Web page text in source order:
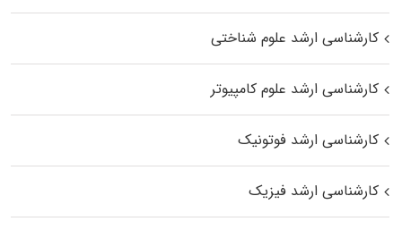
کارشناسی ارشد علوم شناختی
کارشناسی ارشد علوم کامپیوتر
کارشناسی ارشد فوتونیک
کارشناسی ارشد فیزیک